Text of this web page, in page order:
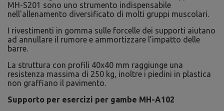
MH-S201 sono uno strumento indispensabile
nell'allenamento diversificato di molti gruppi muscolari.
I rivestimenti in gomma sulle forcelle dei supporti aiutano
ad annullare il rumore e ammortizzare l’impatto delle
barre.
La struttura con profili 40x40 mm raggiunge una
resistenza massima di 250 kg, inoltre i piedini in plastica
non graffiano il pavimento.
Supporto per esercizi per gambe MH-A102